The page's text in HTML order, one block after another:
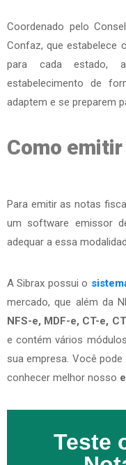
Coordenado pelo
Confaz, que estabelece
para cada estado,
estabelecimento de
adaptem e se preparem
Como
Para emitir as notas
um software emissor
adequar a essa
A Sibrax possui o
mercado, que além da
NFS-e, MDF-e, CT-e,
e contém vários
sua empresa. Você
conhecer melhor nosso
Teste